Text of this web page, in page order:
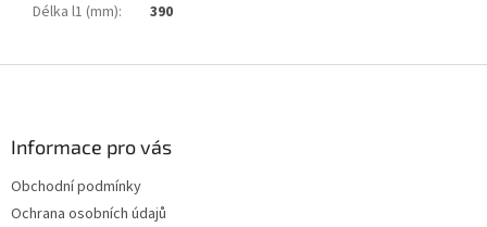
Délka l1 (mm): 390
Informace pro vás
Obchodní podmínky
Ochrana osobních údajů